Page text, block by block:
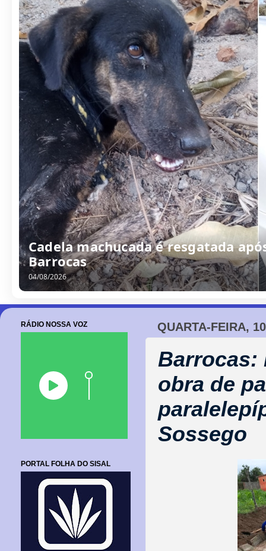
Cadela machucada é resgatada
Barrocas
04/08/2026
QUARTA-FEIRA,
Barrocas:
obra de
Sossego
RÁDIO NOSSA VOZ
PORTAL FOLHA DO SISAL